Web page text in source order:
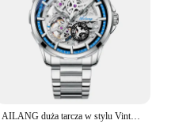
AILANG duża tarcza w stylu Vintage męski sportowy Tourbillon z wycięciami z automatycznym ręczne nakręcanie mechanicznym zegarek męski nowy 2023